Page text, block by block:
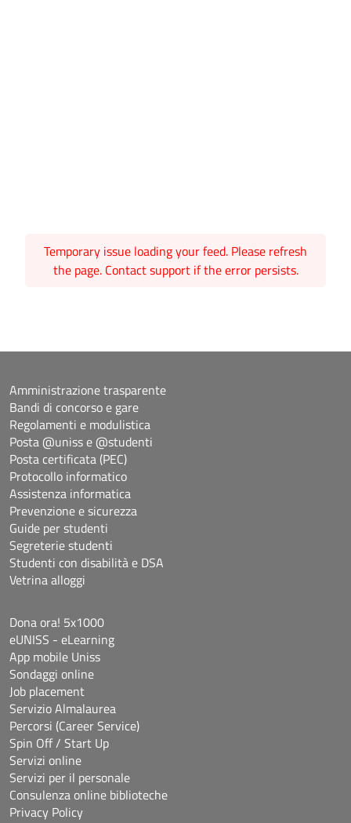
Temporary issue loading your feed. Please refresh
the page. Contact support if the error persists.
Amministrazione trasparente
Bandi di concorso e gare
Regolamenti e modulistica
Posta @uniss e @studenti
Posta certificata (PEC)
Protocollo informatico
Assistenza informatica
Prevenzione e sicurezza
Guide per studenti
Segreterie studenti
Studenti con disabilità e DSA
Vetrina alloggi
Dona ora! 5x1000
eUNISS - eLearning
App mobile Uniss
Sondaggi online
Job placement
Servizio Almalaurea
Percorsi (Career Service)
Spin Off / Start Up
Servizi online
Servizi per il personale
Consulenza online biblioteche
Privacy Policy